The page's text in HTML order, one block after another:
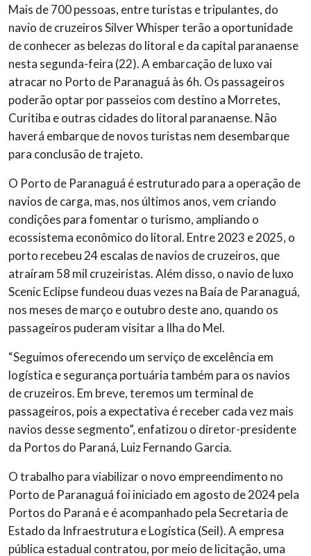
Mais de 700 pessoas, entre turistas e tripulantes, do
navio de cruzeiros Silver Whisper terão a oportunidade
de conhecer as belezas do litoral e da capital paranaense
nesta segunda-feira (22). A embarcação de luxo vai
atracar no Porto de Paranaguá às 6h. Os passageiros
poderão optar por passeios com destino a Morretes,
Curitiba e outras cidades do litoral paranaense. Não
haverá embarque de novos turistas nem desembarque
para conclusão de trajeto.
O Porto de Paranaguá é estruturado para a operação de
navios de carga, mas, nos últimos anos, vem criando
condições para fomentar o turismo, ampliando o
ecossistema econômico do litoral. Entre 2023 e 2025, o
porto recebeu 24 escalas de navios de cruzeiros, que
atraíram 58 mil cruzeiristas. Além disso, o navio de luxo
Scenic Eclipse fundeou duas vezes na Baía de Paranaguá,
nos meses de março e outubro deste ano, quando os
passageiros puderam visitar a Ilha do Mel.
“Seguimos oferecendo um serviço de excelência em
logística e segurança portuária também para os navios
de cruzeiros. Em breve, teremos um terminal de
passageiros, pois a expectativa é receber cada vez mais
navios desse segmento”, enfatizou o diretor-presidente
da Portos do Paraná, Luiz Fernando Garcia.
O trabalho para viabilizar o novo empreendimento no
Porto de Paranaguá foi iniciado em agosto de 2024 pela
Portos do Paraná e é acompanhado pela Secretaria de
Estado da Infraestrutura e Logística (Seil). A empresa
pública estadual contratou, por meio de licitação, uma